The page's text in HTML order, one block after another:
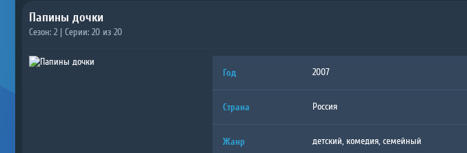
Папины дочки
Сезон: 2 | Серии: 20 из 20
Год 2007
Страна Россия
Жанр детский, комедия, семейный